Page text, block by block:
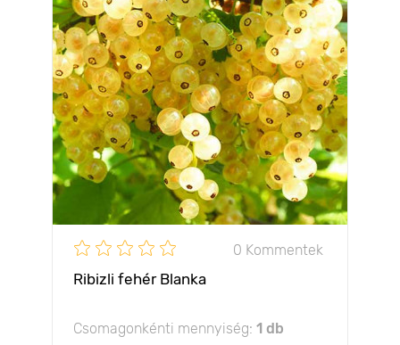
0 Kommentek
Ribizli fehér Blanka
Csomagonkénti mennyiség: 1 db